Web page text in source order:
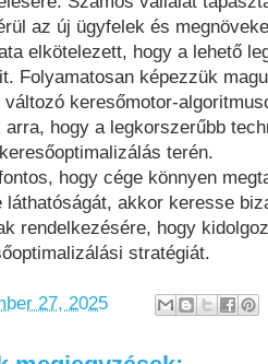
az új ügyfelek és
elkötelezett, hogy a lehető
Folyamatosan képezzük
változó keresőmotor-
hogy a legkorszerűbb
terén.
hogy cége könnyen
láthatóságát, akkor keresse
rendelkezésére, hogy
stratégiát.
27, 2025